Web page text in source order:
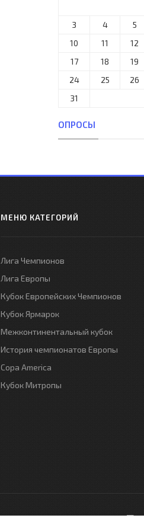
3
4 5
10
11 12
17
18 19
24
25 26
31
ОПРОСЫ
МЕНЮ КАТЕГОРИЙ
Лига Чемпионов
Лига Европы
Кубок Европейских Чемпионов
Кубок Ярмарок
Межконтинентальный кубок
История чемпионатов Европы
Copa America
Кубок Митропы